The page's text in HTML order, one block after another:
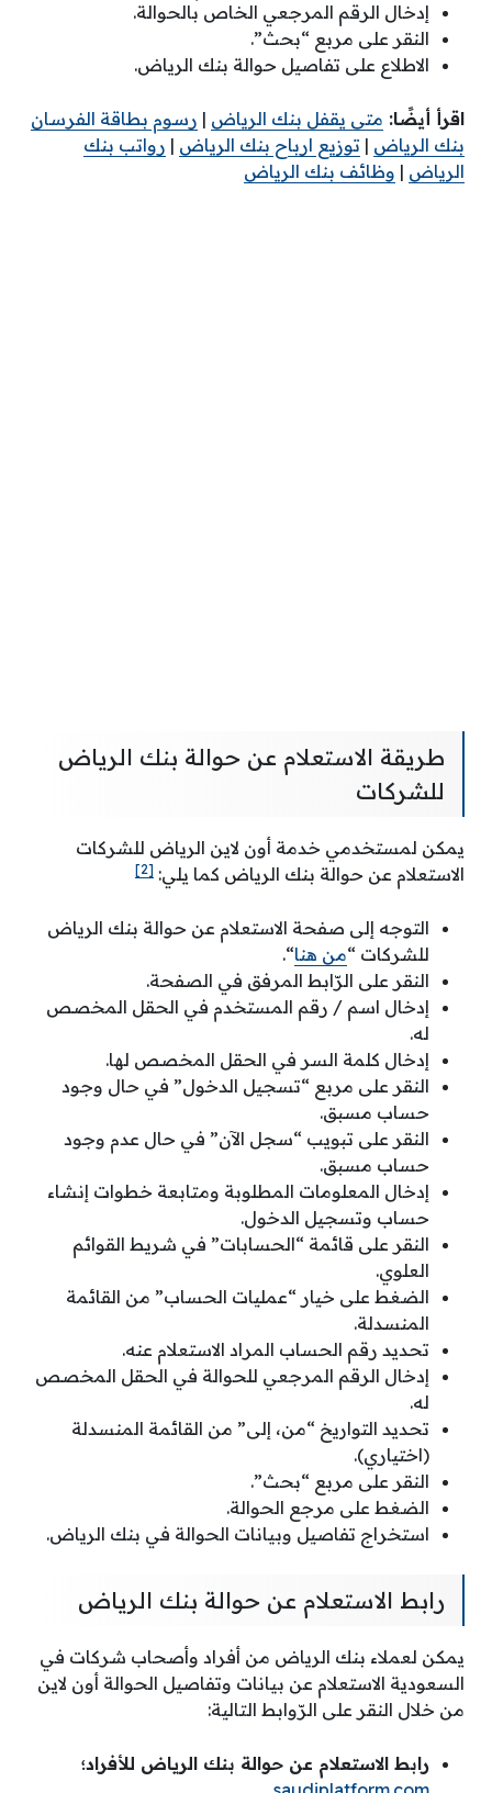
إدخال الرقم المرجعي الخاص بالحوالة.
النقر على مربع “بحث”.
الاطلاع على تفاصيل حوالة بنك الرياض.
اقرأ أيضًا: متى يقفل بنك الرياض | رسوم بطاقة الفرسان
بنك الرياض | توزيع ارباح بنك الرياض | رواتب بنك
الرياض | وظائف بنك الرياض
طريقة الاستعلام عن حوالة بنك الرياض
للشركات
يمكن لمستخدمي خدمة أون لاين الرياض للشركات
الاستعلام عن حوالة بنك الرياض كما يلي: [2]
التوجه إلى صفحة الاستعلام عن حوالة بنك الرياض
للشركات “من هنا“.
النقر على الرّابط المرفق في الصفحة.
إدخال اسم / رقم المستخدم في الحقل المخصص
له.
إدخال كلمة السر في الحقل المخصص لها.
النقر على مربع “تسجيل الدخول” في حال وجود
حساب مسبق.
النقر على تبويب “سجل الآن” في حال عدم وجود
حساب مسبق.
إدخال المعلومات المطلوبة ومتابعة خطوات إنشاء
حساب وتسجيل الدخول.
النقر على قائمة “الحسابات” في شريط القوائم
العلوي.
الضغط على خيار “عمليات الحساب” من القائمة
المنسدلة.
تحديد رقم الحساب المراد الاستعلام عنه.
إدخال الرقم المرجعي للحوالة في الحقل المخصص
له.
تحديد التواريخ “من، إلى” من القائمة المنسدلة
(اختياري).
النقر على مربع “بحث”.
الضغط على مرجع الحوالة.
استخراج تفاصيل وبيانات الحوالة في بنك الرياض.
رابط الاستعلام عن حوالة بنك الرياض
يمكن لعملاء بنك الرياض من أفراد وأصحاب شركات في
السعودية الاستعلام عن بيانات وتفاصيل الحوالة أون لاين
من خلال النقر على الرّوابط التالية:
رابط الاستعلام عن حوالة بنك الرياض للأفراد؛